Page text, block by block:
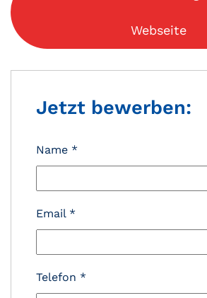
Webseite
Jetzt bewerben:
Name *
Email *
Telefon *